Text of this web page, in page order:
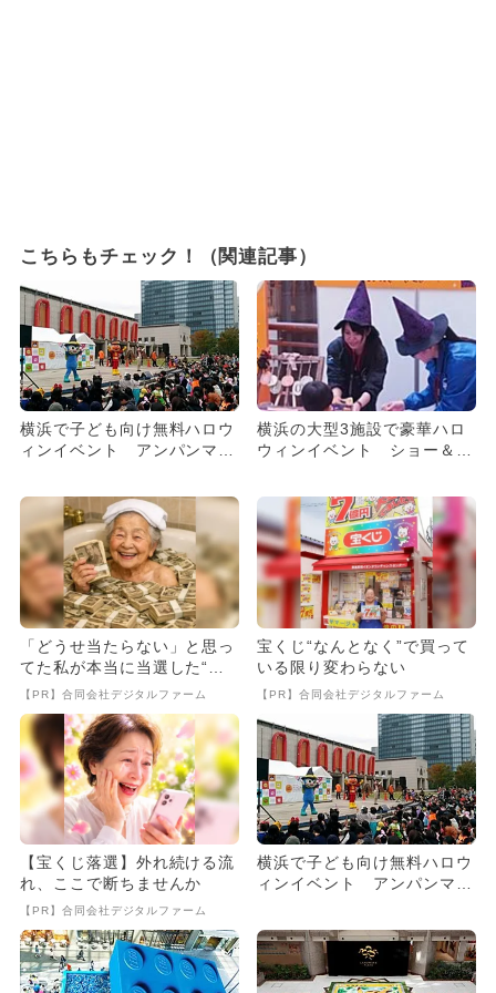
こちらもチェック！（関連記事）
横浜で子ども向け無料ハロウ
ィンイベント アンパンマン
横浜の大型3施設で豪華ハロ
ウィンイベント ショー＆パ
「どうせ当たらない」と思っ
てた私が本当に当選した“買
い方”がこれ
【PR】合同会社デジタルファーム
宝くじ“なんとなく”で買って
いる限り変わらない
【PR】合同会社デジタルファーム
【宝くじ落選】外れ続ける流
れ、ここで断ちませんか
【PR】合同会社デジタルファーム
横浜で子ども向け無料ハロウ
ィンイベント アンパンマン